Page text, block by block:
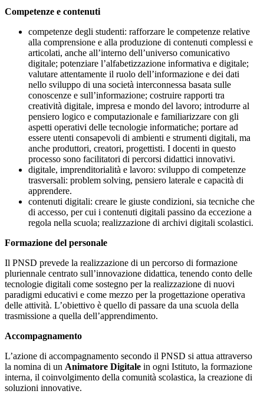
Competenze e contenuti
competenze degli studenti: rafforzare le competenze relative
alla comprensione e alla produzione di contenuti complessi e
articolati, anche all’interno dell’universo comunicativo
digitale; potenziare l’alfabetizzazione informativa e digitale;
valutare attentamente il ruolo dell’informazione e dei dati
nello sviluppo di una società interconnessa basata sulle
conoscenze e sull’informazione; costruire rapporti tra
creatività digitale, impresa e mondo del lavoro; introdurre al
pensiero logico e computazionale e familiarizzare con gli
aspetti operativi delle tecnologie informatiche; portare ad
essere utenti consapevoli di ambienti e strumenti digitali, ma
anche produttori, creatori, progettisti. I docenti in questo
processo sono facilitatori di percorsi didattici innovativi.
digitale, imprenditorialità e lavoro: sviluppo di competenze
trasversali: problem solving, pensiero laterale e capacità di
apprendere.
contenuti digitali: creare le giuste condizioni, sia tecniche che
di accesso, per cui i contenuti digitali passino da eccezione a
regola nella scuola; realizzazione di archivi digitali scolastici.
Formazione del personale
Il PNSD prevede la realizzazione di un percorso di formazione
pluriennale centrato sull’innovazione didattica, tenendo conto delle
tecnologie digitali come sostegno per la realizzazione di nuovi
paradigmi educativi e come mezzo per la progettazione operativa
delle attività. L’obiettivo è quello di passare da una scuola della
trasmissione a quella dell’apprendimento.
Accompagnamento
L’azione di accompagnamento secondo il PNSD si attua attraverso
la nomina di un Animatore Digitale in ogni Istituto, la formazione
interna, il coinvolgimento della comunità scolastica, la creazione di
soluzioni innovative.